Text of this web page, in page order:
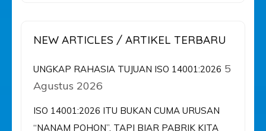
NEW ARTICLES / ARTIKEL TERBARU
UNGKAP RAHASIA TUJUAN ISO 14001:2026 5
Agustus 2026
ISO 14001:2026 ITU BUKAN CUMA URUSAN
“NANAM POHON”, TAPI BIAR PABRIK KITA